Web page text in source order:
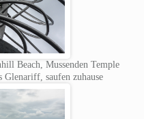
Beach, Mussenden Temple
Glenariff, saufen zuhause